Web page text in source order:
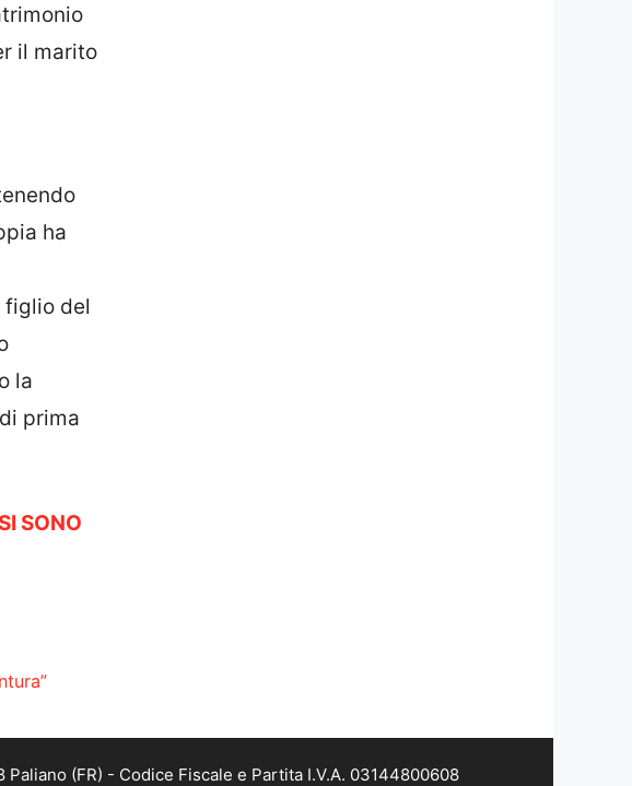
il marito
ha
figlio del
la
prima
SONO
(FR) - Codice Fiscale e Partita I.V.A. 03144800608